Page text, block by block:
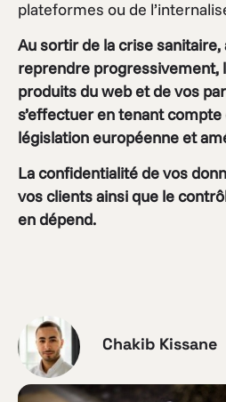
plateformes ou de
Au sortir de la crise sanitaire,
reprendre progressivement,
produits du web et de vos
s’effectuer en tenant
législation européenne et
La confidentialité de vos
vos clients ainsi que le
en dépend.
Chakib Kissane